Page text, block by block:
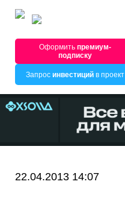
Оформитьпремиум-
подписку
Запрос инвестицийв проект
22.04.2013 14:07